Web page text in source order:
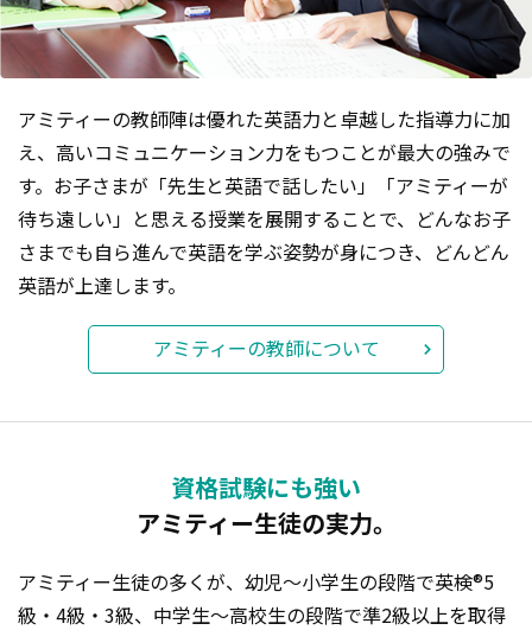
アミティーの教師陣は優れた英語力と卓越した指導力に加
え、高いコミュニケーション力をもつことが最大の強みで
す。お子さまが「先生と英語で話したい」「アミティーが
待ち遠しい」と思える授業を展開することで、どんなお子
さまでも自ら進んで英語を学ぶ姿勢が身につき、どんどん
英語が上達します。
アミティーの教師について
資格試験にも強い
アミティー生徒の実力。
アミティー生徒の多くが、幼児〜小学生の段階で英検®5
級・4級・3級、中学生〜高校生の段階で準2級以上を取得